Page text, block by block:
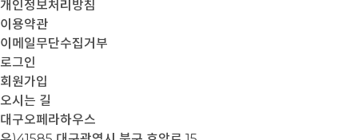
개인정보처리방침
이용약관
이메일무단수집거부
로그인
회원가입
오시는 길
대구오페라하우스